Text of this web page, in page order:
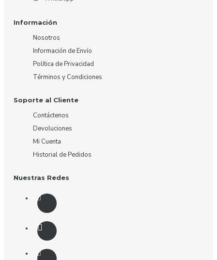
Información
Nosotros
Información de Envío
Política de Privacidad
Términos y Condiciones
Soporte al Cliente
Contáctenos
Devoluciones
Mi Cuenta
Historial de Pedidos
Nuestras Redes